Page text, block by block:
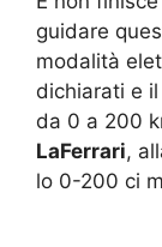
guidare
modalità
dichiarati e
da 0 a 200
LaFerrari,
lo 0-200 ci